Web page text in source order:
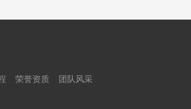
荣誉资质 团队风采